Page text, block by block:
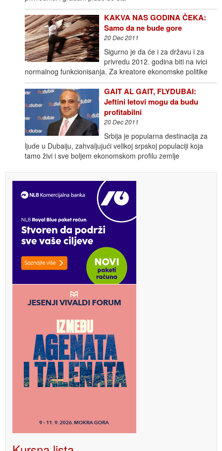
KAKVA NAS GODINA ČEKA:
Samo da ne bude gore
20 Dec 2011
Sigurno je da će i za državu i za
privredu 2012. godina biti na ivici
normalnog funkcionisanja. Za kreatore ekonomske politike
GAIT AL GAIT, FLYDUBAI:
Jeftini letovi mogu da budu
profitabilni
20 Dec 2011
Srbija je popularna destinacija za
ljude u Dubaiju, zahvaljujući velikoj srpskoj populaciji koja
tamo živi i sve boljem ekonomskom profilu zemlje